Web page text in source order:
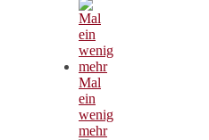
Mal
ein
wenig
mehr